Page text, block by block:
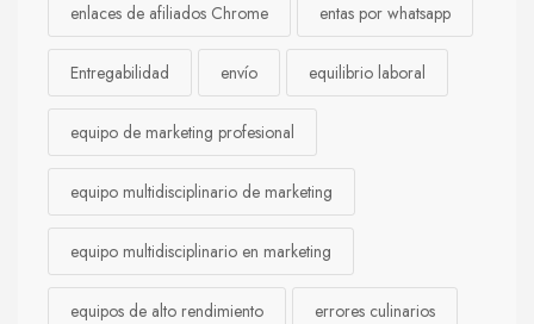
enlaces de afiliados Chrome entas por whatsapp
Entregabilidad envío equilibrio laboral
equipo de marketing profesional
equipo multidisciplinario de marketing
equipo multidisciplinario en marketing
equipos de alto rendimiento errores culinarios